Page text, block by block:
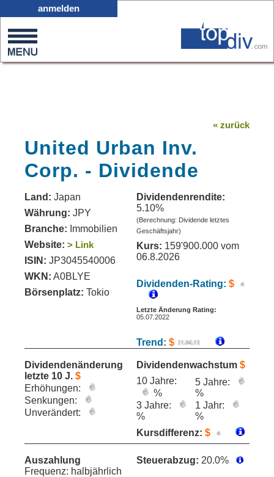
0
on
anmelden
« zurück
United Urban Inv.
Corp. - Dividende
Land: Japan
Währung: JPY
Branche: Immobilien
Website: > Link
ISIN: JP3045540006
WKN: A0BLYE
Börsenplatz: Tokio
Dividendenrendite:
5.10%
(Berechnung: Dividende letztes
Geschäftsjahr)
Kurs: 159'900.000 vom
06.8.2026
Dividenden-Rating: $
Letzte Änderung Rating:
05.07.2022
Trend: $
Dividendenänderung
letzte 10 J. $
Erhöhungen:
Senkungen:
Unverändert:
Dividendenwachstum $
10 Jahre:
%
5 Jahre:
%
3 Jahre:
%
1 Jahr:
%
Kursdifferenz: $
Auszahlung
Frequenz: halbjährlich
Steuerabzug: 20.0%